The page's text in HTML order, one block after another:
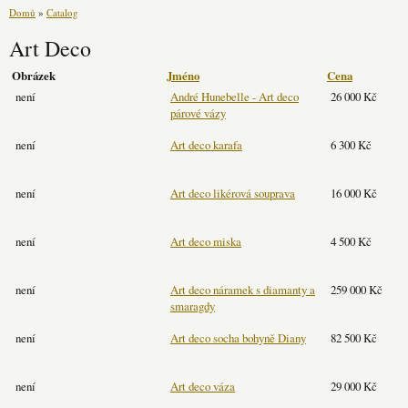
Domů » Catalog
Art Deco
Obrázek Jméno
Cena
není
André Hunebelle - Art deco
párové vázy
26 000 Kč
není Art deco karafa 6 300 Kč
není Art deco likérová souprava 16 000 Kč
není Art deco miska 4 500 Kč
není
Art deco náramek s diamanty a
smaragdy
259 000 Kč
není Art deco socha bohyně Diany 82 500 Kč
není Art deco váza 29 000 Kč